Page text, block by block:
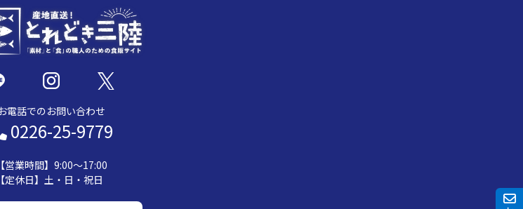
電話でのお問い合わせ
0226-25-9779
【営業時間】9:00～17:00
【定休日】土・日・祝日